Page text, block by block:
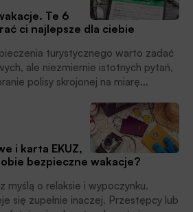
Te 6
ci najlepsze dla ciebie
turystycznego warto zadać
ale niezmiernie istotnych pytań,
polisy skrojonej na miarę
i karta EKUZ,
bezpieczne wakacje?
myślą o relaksie i wypoczynku.
się zupełnie inaczej. Przestępcy lub